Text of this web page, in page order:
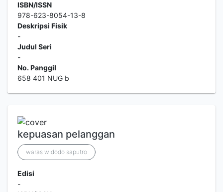
ISBN/ISSN
978-623-8054-13-8
Deskripsi Fisik
-
Judul Seri
-
No. Panggil
658 401 NUG b
kepuasan pelanggan
waras widodo saputro
Edisi
-